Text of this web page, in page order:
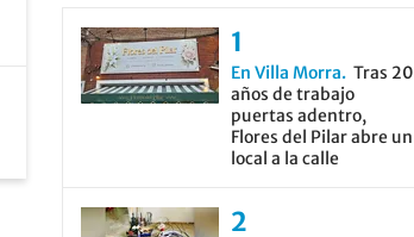
En Villa Morra
Tras 20
años de trabajo
puertas adentro,
Flores del Pilar abre un
local a la calle